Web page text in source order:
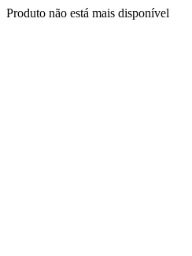
Produto não está mais disponível